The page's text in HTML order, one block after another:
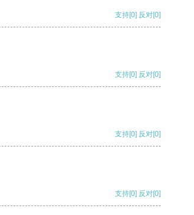
支持[0] 反对[0]
支持[0] 反对[0]
支持[0] 反对[0]
支持[0] 反对[0]